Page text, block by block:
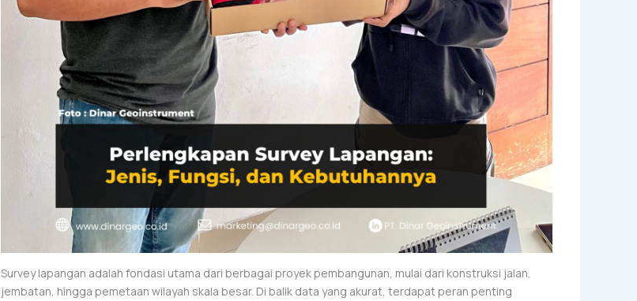
Survey lapangan adalah fondasi utama dari berbagai proyek pembangunan, mulai dari konstruksi jalan,
jembatan, hingga pemetaan wilayah skala besar. Di balik data yang akurat, terdapat peran penting